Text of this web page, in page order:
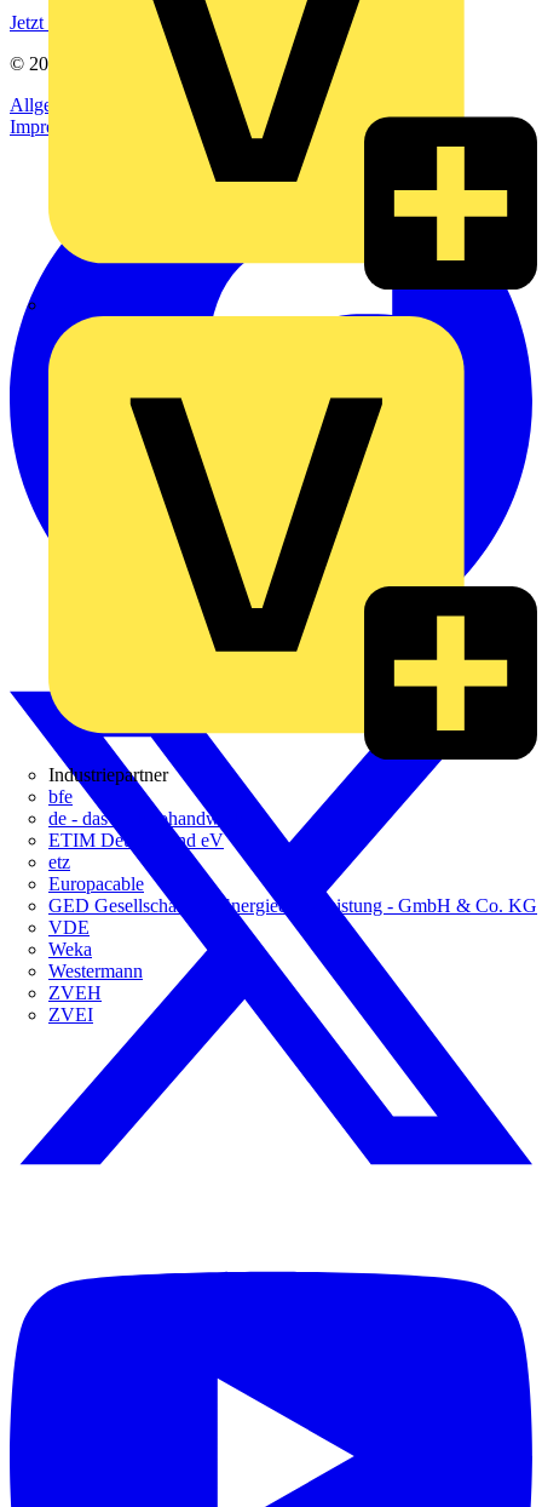
Industriepartner
bfe
de - das Elektrohandwerk
ETIM Deutschland eV
etz
Europacable
GED Gesellschaft für Energiedienstleistung - GmbH & Co. KG
VDE
Weka
Westermann
ZVEH
ZVEI
Jetzt registrieren
© 2002-
Voltimum
Allgemeine Geschäftsbedingungen
Datenschutzerklärung
Impressum